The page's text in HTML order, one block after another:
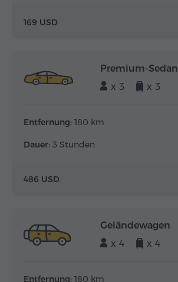
169 USD
Premium-Sedan
x 3
x 3
Entfernung: 180 km
Dauer: 3 Stunden
486 USD
Geländewagen
x 4
x 4
Entfernung: 180 km